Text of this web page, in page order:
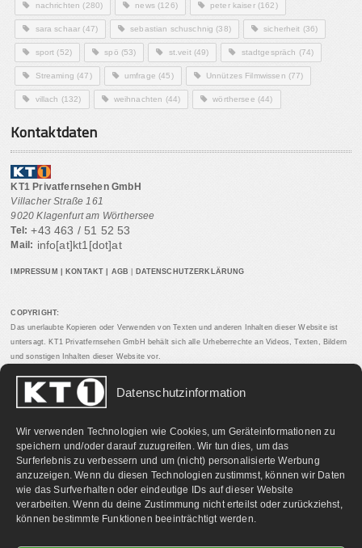
Datenschutzinformation
Wir verwenden Technologien wie Cookies, um Geräteinformationen zu
speichern und/oder darauf zuzugreifen. Wir tun dies, um das
Surferlebnis zu verbessern und um (nicht) personalisierte Werbung
anzuzeigen. Wenn du diesen Technologien zustimmst, können wir Daten
wie das Surfverhalten oder eindeutige IDs auf dieser Website
verarbeiten. Wenn du deine Zustimmung nicht erteilst oder zurückziehst,
können bestimmte Funktionen beeinträchtigt werden.
nachrichten (280) news(126) peter kaiser(162)
sara schaar (47) sebastian schuschnig (38) sicherheit (36)
sport (52) spö (53) st.veit(49) stadtgespräch (74)
Streaming (47) umfrage (45) Unnützes Filmwissen (77)
villach (132) weihnachten (44) wörthersee (44)
Kontaktdaten
KT1 Privatfernsehen GmbH
Villacher Straße 161
9020 Klagenfurt am Wörthersee
Tel: +43 463 / 51 52 53
Mail: info[at]kt1[dot]at
IMPRESSUM KONTAKT AGB DATENSCHUTZERKLÄRUNG
COPYRIGHT:
Das unerlaubte Kopieren oder Verwenden von Texten und anderen Inhalten dieser Website ist
untersagt. KT1 Privatfernsehen GmbH behält sich alle Urheberrechte an Videos, Texten, Bildern
und sonstigen Inhalten dieser Website vor.
PARTNERLINKS: